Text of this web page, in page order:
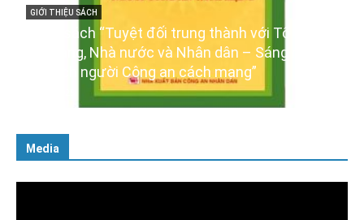
GIỚI THIỆU SÁCH
Ra mắt ba cuốn sách ảnh chào
XIV của Đảng
16/01/2026
với Tổ quốc,
Sáng ngời
Media